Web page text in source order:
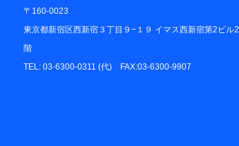
〒160-0023
東京都新宿区西新宿３丁目９−１９ イマス西新宿第2ビル2
階
TEL: 03-6300-0311 (代) FAX:03-6300-9907